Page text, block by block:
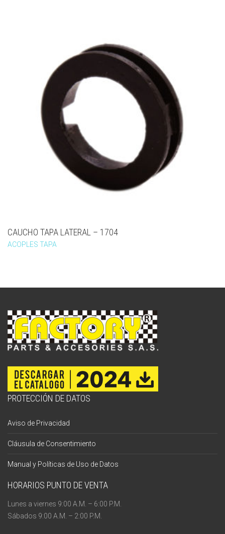
CAUCHO TAPA LATERAL – 1704
ACOPLES TAPA
PROTECCIÓN DE DATOS
Aviso de Privacidad
Cláusula de Consentimiento
Manual y Políticas de Uso de Datos
HORARIOS PUNTO DE VENTA
Lunes a viernes 9:00 A.M. – 6:00 P.M.
Sábados 9:00 A.M. – 2:00 P.M.